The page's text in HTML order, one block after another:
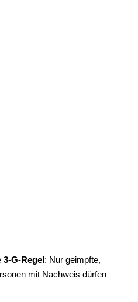
3-G-Regel: Nur geimpfte,
mit Nachweis dürfen